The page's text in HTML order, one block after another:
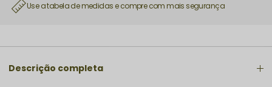
Use a tabela de medidas e compre com mais segurança
Descrição completa